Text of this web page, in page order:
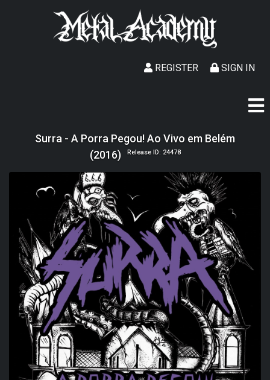
SIGN IN
REGISTER
Surra - A Porra Pegou! Ao Vivo em Belém
(2016)
Release ID: 24478